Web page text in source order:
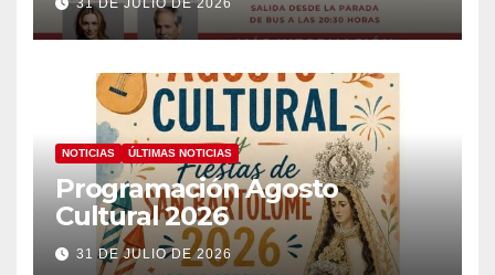
31 DE JULIO DE 2026
NOTICIAS ÚLTIMAS NOTICIAS
Programación Agosto
Cultural 2026
31 DE JULIO DE 2026